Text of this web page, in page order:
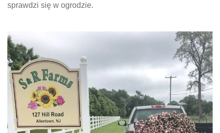
sprawdzi się w ogrodzie.